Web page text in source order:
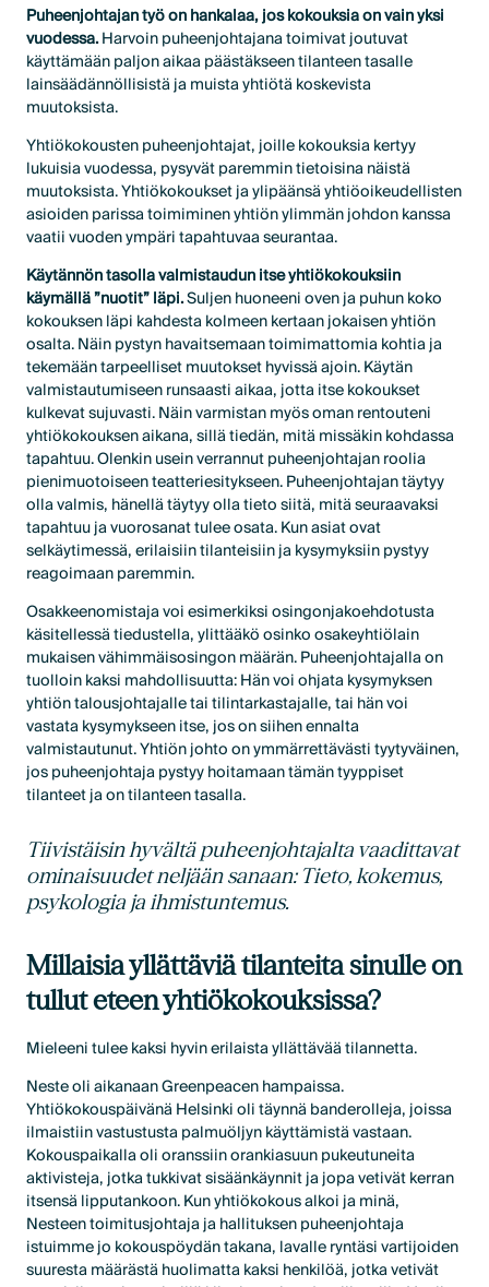
Puheenjohtajan työ on hankalaa, jos kokouksia on vain yksi
vuodessa.Harvoin puheenjohtajana toimivat joutuvat
käyttämään paljon aikaa päästäkseen tilanteen tasalle
lainsäädännöllisistä ja muista yhtiötä koskevista
muutoksista.
Yhtiökokousten puheenjohtajat, joille kokouksia kertyy
lukuisia vuodessa, pysyvät paremmin tietoisina näistä
muutoksista. Yhtiökokoukset ja ylipäänsä yhtiöoikeudellisten
asioiden parissa toimiminen yhtiön ylimmän johdon kanssa
vaatii vuoden ympäri tapahtuvaa seurantaa.
Käytännön tasolla valmistaudun itse yhtiökokouksiin
käymällä ”nuotit” läpi.Suljen huoneeni oven ja puhun koko
kokouksen läpi kahdesta kolmeen kertaan jokaisen yhtiön
osalta. Näin pystyn havaitsemaan toimimattomia kohtia ja
tekemään tarpeelliset muutokset hyvissä ajoin. Käytän
valmistautumiseen runsaasti aikaa, jotta itse kokoukset
kulkevat sujuvasti. Näin varmistan myös oman rentouteni
yhtiökokouksen aikana, sillä tiedän, mitä missäkin kohdassa
tapahtuu. Olenkin usein verrannut puheenjohtajan roolia
pienimuotoiseen teatteriesitykseen. Puheenjohtajan täytyy
olla valmis, hänellä täytyy olla tieto siitä, mitä seuraavaksi
tapahtuu ja vuorosanat tulee osata. Kun asiat ovat
selkäytimessä, erilaisiin tilanteisiin ja kysymyksiin pystyy
reagoimaan paremmin.
Osakkeenomistaja voi esimerkiksi osingonjakoehdotusta
käsitellessä tiedustella, ylittääkö osinko osakeyhtiölain
mukaisen vähimmäisosingon määrän. Puheenjohtajalla on
tuolloin kaksi mahdollisuutta: Hän voi ohjata kysymyksen
yhtiön talousjohtajalle tai tilintarkastajalle, tai hän voi
vastata kysymykseen itse, jos on siihen ennalta
valmistautunut. Yhtiön johto on ymmärrettävästi tyytyväinen,
jos puheenjohtaja pystyy hoitamaan tämän tyyppiset
tilanteet ja on tilanteen tasalla.
Tiivistäisin hyvältä puheenjohtajalta vaadittavat
ominaisuudet neljään sanaan: Tieto, kokemus,
psykologia ja ihmistuntemus.
Millaisia yllättäviä tilanteita sinulle on
tullut eteen yhtiökokouksissa?
Mieleeni tulee kaksi hyvin erilaista yllättävää tilannetta.
Neste oli aikanaan Greenpeacen hampaissa.
Yhtiökokouspäivänä Helsinki oli täynnä banderolleja, joissa
ilmaistiin vastustusta palmuöljyn käyttämistä vastaan.
Kokouspaikalla oli oranssiin orankiasuun pukeutuneita
aktivisteja, jotka tukkivat sisäänkäynnit ja jopa vetivät kerran
itsensä lipputankoon. Kun yhtiökokous alkoi ja minä,
Nesteen toimitusjohtaja ja hallituksen puheenjohtaja
istuimme jo kokouspöydän takana, lavalle ryntäsi vartijoiden
suuresta määrästä huolimatta kaksi henkilöä, jotka vetivät